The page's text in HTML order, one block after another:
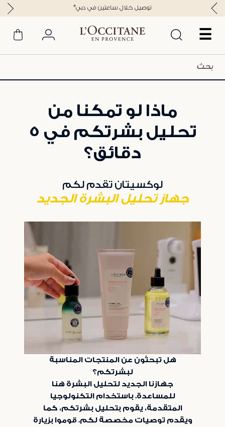
☰
*توصيل خلال ساعتين في دبي
ماذا لو تمكنا من
تحليل بشرتكم في ٥
دقائق؟
لوكسيتان تقدم لكم
جهاز تحليل البشرة الجديد
هل تبحثون عن المنتجات المناسبة
لبشرتكم؟
جهازنا الجديد لتحليل البشرة هنا
للمساعدة. باستخدام التكنولوجيا
المتقدمة، يقوم بتحليل بشرتكم، كما
ويقدم توصيات مخصصة لكم. قوموا بزيارة